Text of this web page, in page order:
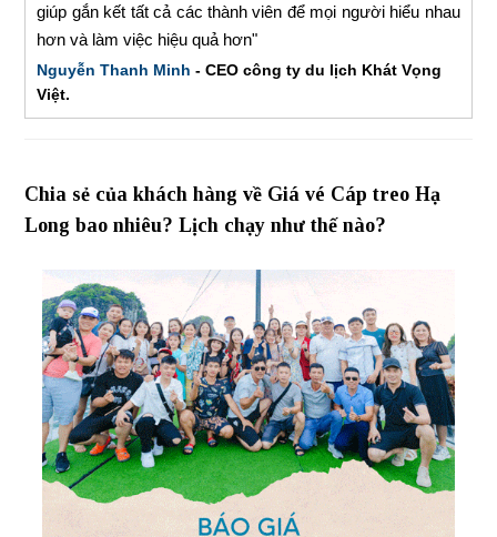
giúp gắn kết tất cả các thành viên để mọi người hiểu nhau
hơn và làm việc hiệu quả hơn"
Nguyễn Thanh Minh - CEO công ty du lịch Khát Vọng
Việt.
Chia sẻ của khách hàng về Giá vé Cáp treo Hạ
Long bao nhiêu? Lịch chạy như thế nào?